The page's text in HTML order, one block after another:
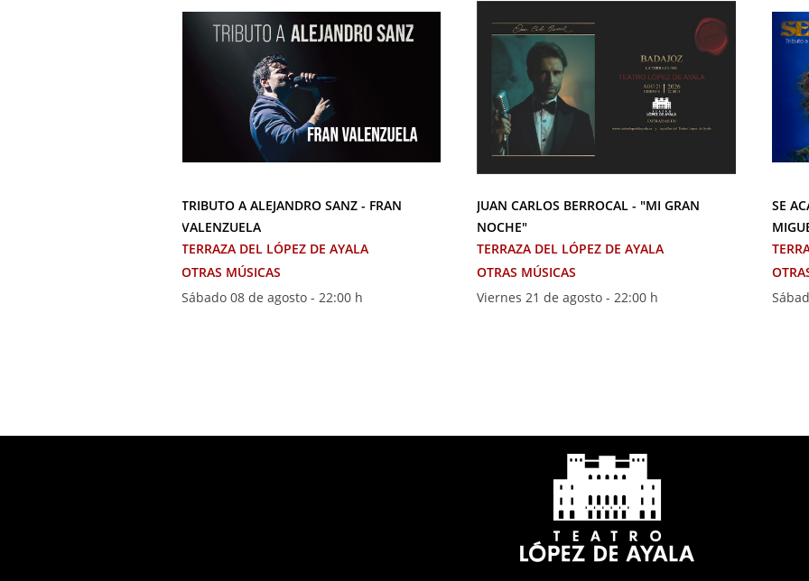
TRIBUTO A ALEJANDRO SANZ - FRAN
VALENZUELA
TERRAZA DEL LÓPEZ DE AYALA
OTRAS MÚSICAS
Sábado 08 de agosto - 22:00 h
JUAN CARLOS BERROCAL - "MI GRAN
NOCHE"
TERRAZA DEL LÓPEZ DE AYALA
OTRAS MÚSICAS
Viernes 21 de agosto - 22:00 h
SE